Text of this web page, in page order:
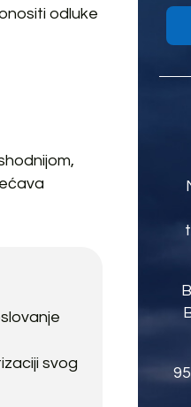
odluke
svog